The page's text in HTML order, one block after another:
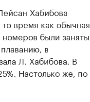
Хабибова
время как обычная
номеров были заняты
в
Л. Хабибова. В
Настолько же, по